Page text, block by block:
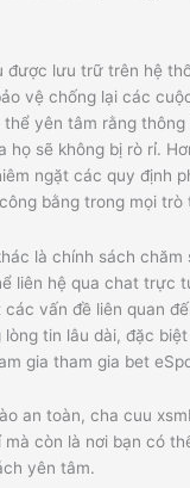
được lưu trữ trên hệ
vệ chống lại các
yên tâm rằng
họ sẽ không bị rò rỉ.
ngặt các quy định
bằng trong mọi trò
là chính sách chăm
liên hệ qua chat trực
vấn đề liên quan
tin lâu dài, đặc
gia tham gia bet
an toàn, cha cuu
mà còn là nơi bạn có
yên tâm.